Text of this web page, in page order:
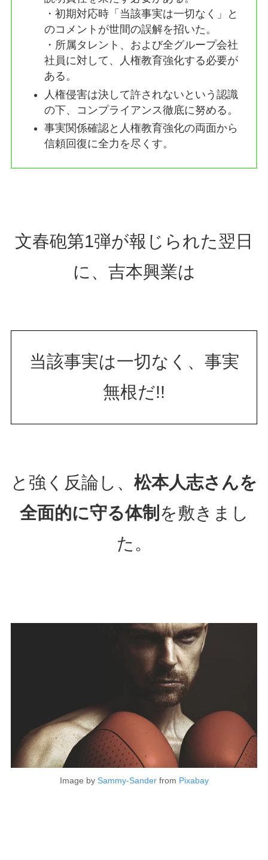
・初期対応時「当該事実は一切なく」と
のコメントが世間の誤解を招いた。
・所属タレント、および全グループ会社
社員に対して、人権教育強化する必要が
ある。
人権侵害は決して許されないという認識
の下、コンプライアンス徹底に努める。
事実関係確認と人権教育強化の両面から
信頼回復に全力を尽くす。
文春砲第1弾が報じられた翌日
に、吉本興業は
当該事実は一切なく、事実
無根だ!!
と強く反論し、 松本人志さんを
全面的に守る体制 を敷きまし
た。
Image by Sammy-Sanderfrom Pixabay